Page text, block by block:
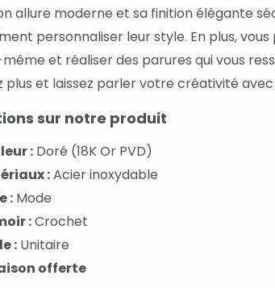
allure moderne et sa finition élégante
personnaliser leur style. En plus,
et réaliser des parures qui vous
plus et laissez parler votre créativité
sur notre produit
: Doré (18K Or PVD)
:Acier inoxydable
: Mode
:Crochet
: Unitaire
offerte